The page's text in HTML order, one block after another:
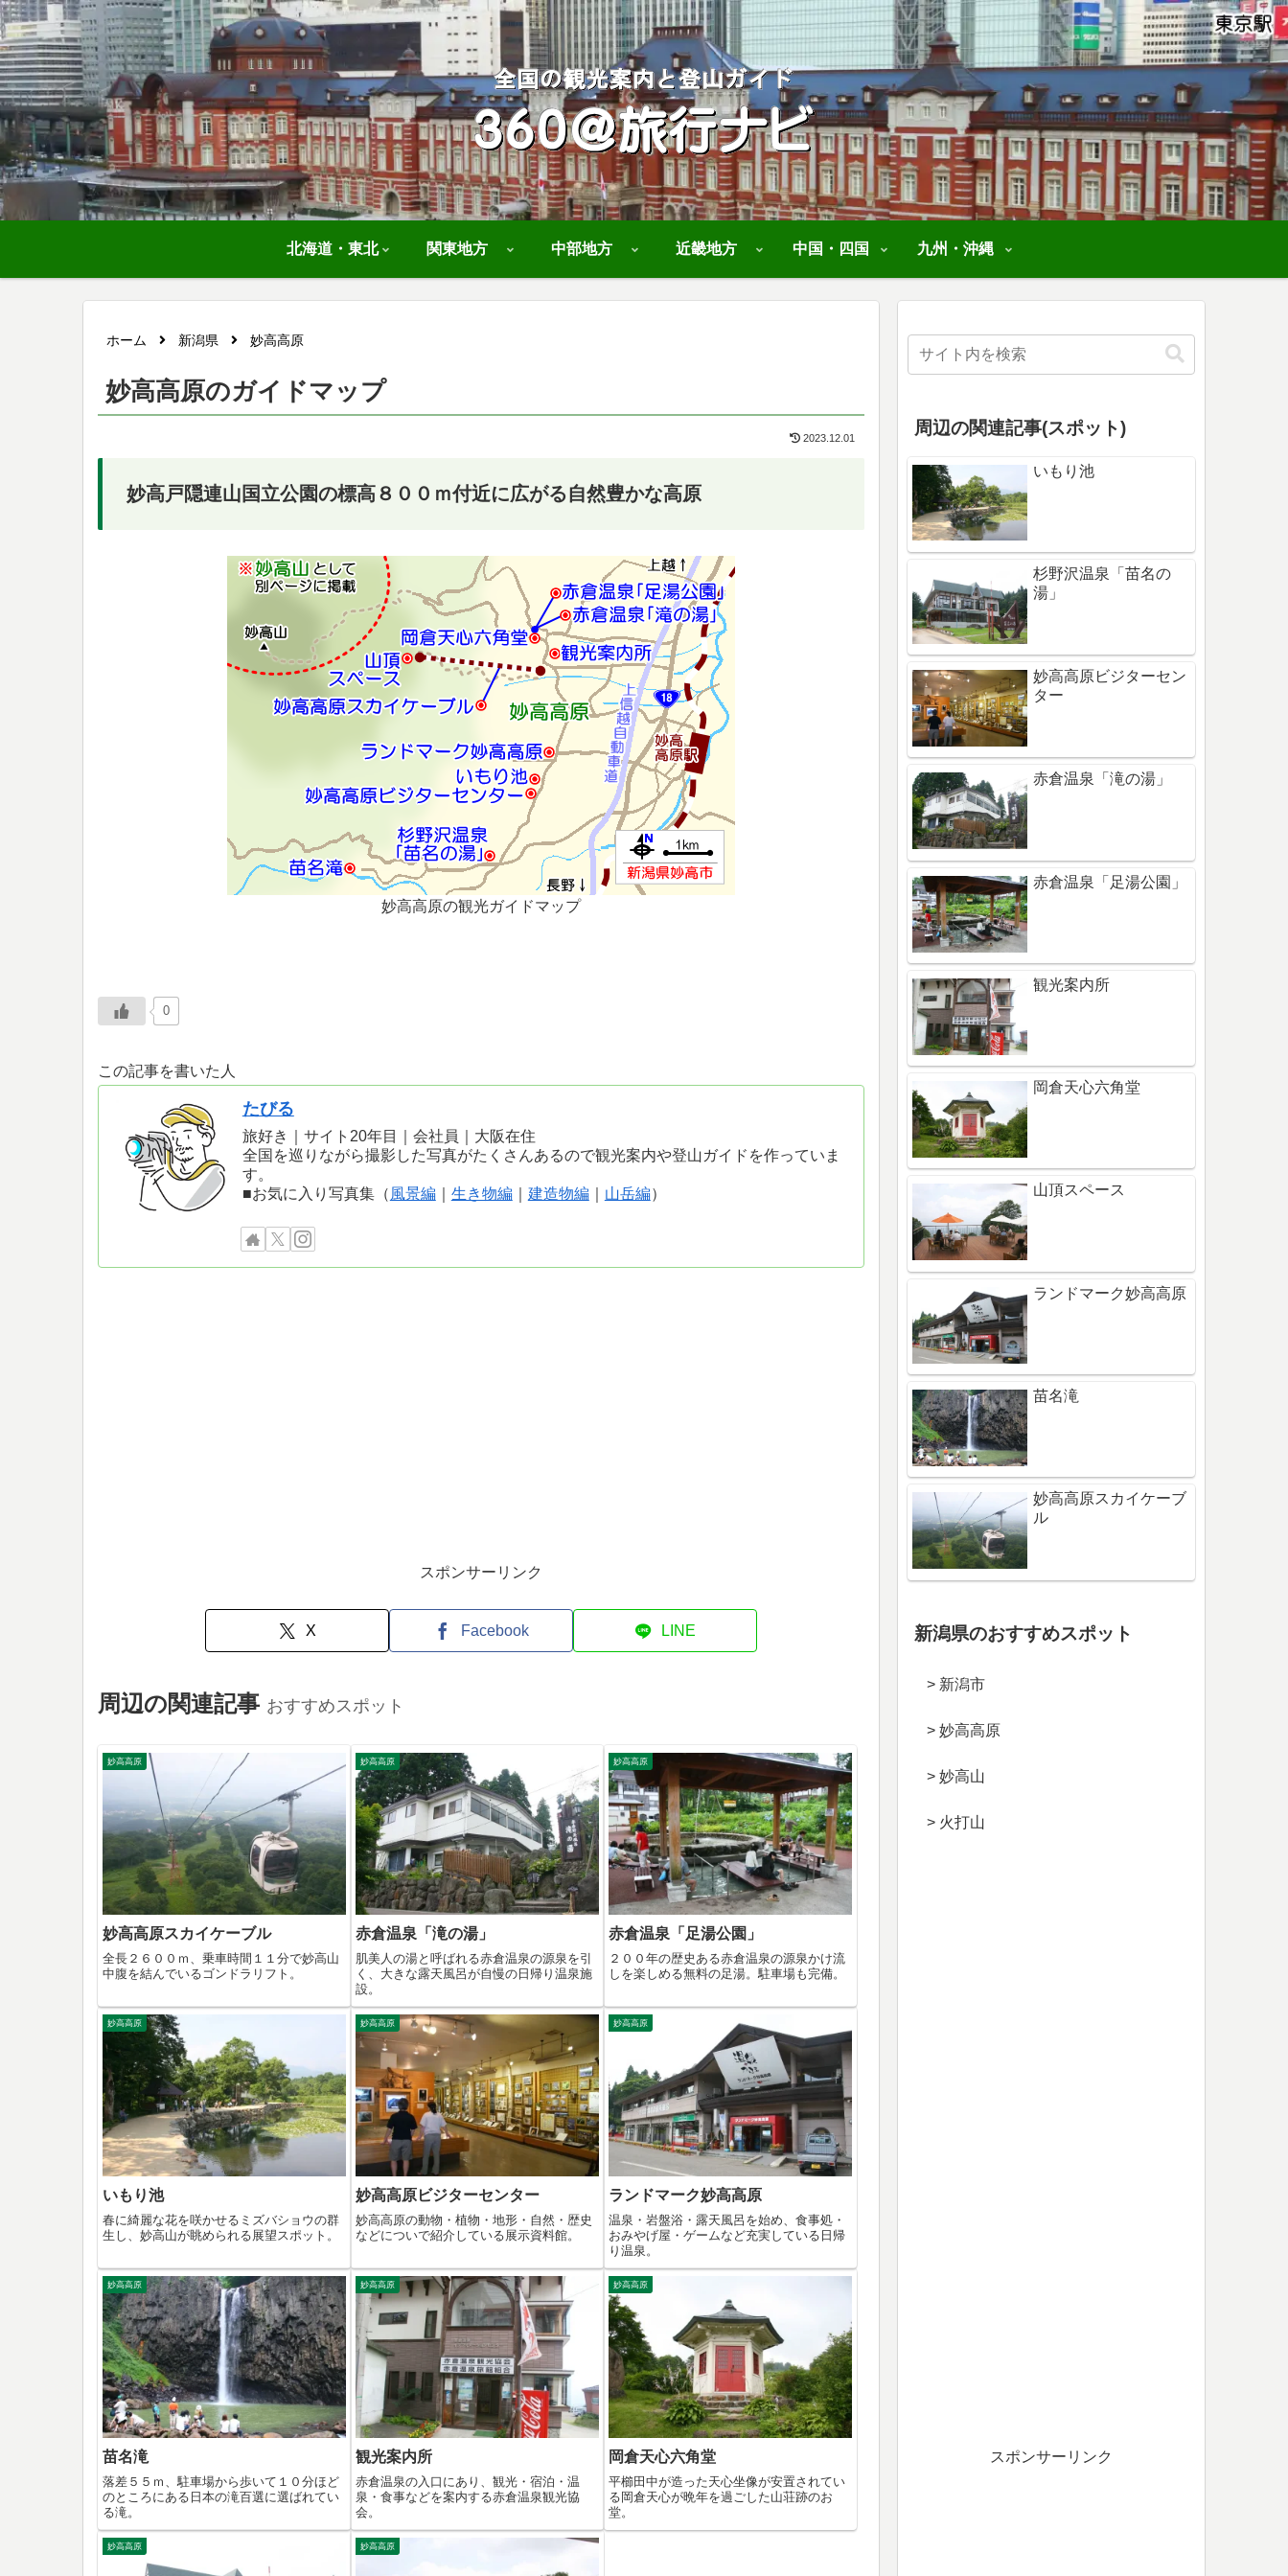
北海道・東北 関東地方 中部地方 近畿地方 中国・四国 九州・沖縄
ホーム 新潟県 妙高高原
妙高高原のガイドマップ
2023.12.01
妙高戸隠連山国立公園の標高８００ｍ付近に広がる自然豊かな高原
妙高高原の観光ガイドマップ
0
この記事を書いた人
たびる
旅好き｜サイト20年目｜会社員｜大阪在住
全国を巡りながら撮影した写真がたくさんあるので観光案内や登山ガイドを作っていま
す。
■お気に入り写真集（風景編｜ 生き物編｜ 建造物編｜ 山岳編）
スポンサーリンク
X Facebook LINE
周辺の関連記事 おすすめスポット
妙高高原
妙高高原スカイケーブル
全長２６００ｍ、乗車時間１１分で妙高山
中腹を結んでいるゴンドラリフト。
妙高高原
赤倉温泉「滝の湯」
肌美人の湯と呼ばれる赤倉温泉の源泉を引
く、大きな露天風呂が自慢の日帰り温泉施
設。
妙高高原
赤倉温泉「足湯公園」
２００年の歴史ある赤倉温泉の源泉かけ流
しを楽しめる無料の足湯。駐車場も完備。
妙高高原
いもり池
春に綺麗な花を咲かせるミズバショウの群
生し、妙高山が眺められる展望スポット。
妙高高原
妙高高原ビジターセンター
妙高高原の動物・植物・地形・自然・歴史
などについで紹介している展示資料館。
妙高高原
ランドマーク妙高高原
温泉・岩盤浴・露天風呂を始め、食事処・
おみやげ屋・ゲームなど充実している日帰
り温泉。
妙高高原
苗名滝
落差５５ｍ、駐車場から歩いて１０分ほど
のところにある日本の滝百選に選ばれてい
る滝。
妙高高原
観光案内所
赤倉温泉の入口にあり、観光・宿泊・温
泉・食事などを案内する赤倉温泉観光協
会。
妙高高原
岡倉天心六角堂
平櫛田中が造った天心坐像が安置されてい
る岡倉天心が晩年を過ごした山荘跡のお
堂。
妙高高原 妙高高原
周辺の関連記事(スポット)
いもり池
杉野沢温泉「苗名の
湯」
妙高高原ビジターセン
ター
赤倉温泉「滝の湯」
赤倉温泉「足湯公園」
観光案内所
岡倉天心六角堂
山頂スペース
ランドマーク妙高高原
苗名滝
妙高高原スカイケーブ
ル
新潟県のおすすめスポット
> 新潟市
> 妙高高原
> 妙高山
> 火打山
スポンサーリンク